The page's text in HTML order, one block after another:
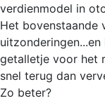
verdienmodel in
Het bovenstaande
getalletje voor het
snel terug dan
Zo beter?